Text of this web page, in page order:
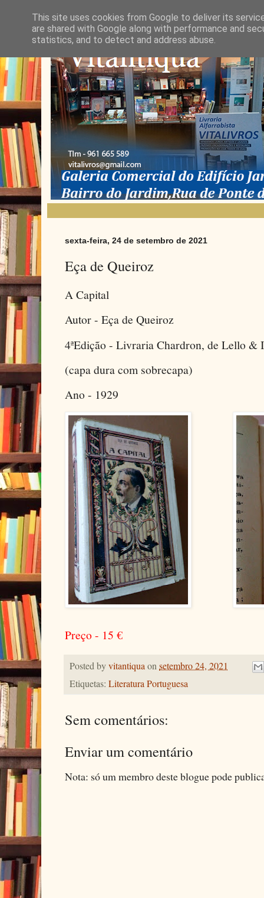
sexta-feira, 24 de setembro de 2021
Eça de Queiroz
A Capital
Autor - Eça de Queiroz
4ªEdição - Livraria Chardron, de Lello &
(capa dura com sobrecapa)
Ano - 1929
Preço - 15 €
Posted byvitantiquaonsetembro 24, 2021
Etiquetas: Literatura Portuguesa
Sem comentários:
Enviar um comentário
Nota: só um membro deste blogue pode
This site uses cookies from Google to deliver its
are shared with Google along with performance and
statistics, and to detect and address abuse.